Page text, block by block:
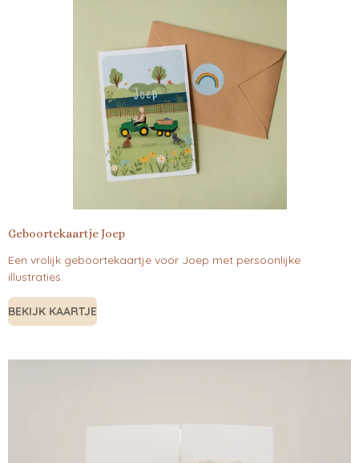
Geboortekaartje Joep
Een vrolijk geboortekaartje voor Joep met persoonlijke
illustraties.
BEKIJK KAARTJE